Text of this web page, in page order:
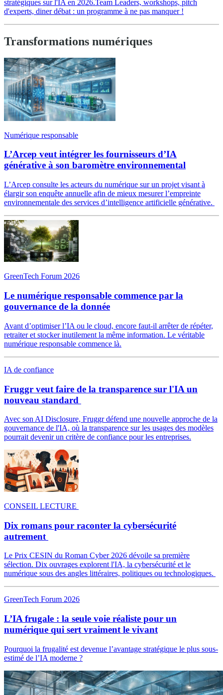
stratégiques sur l'IA en 2026.Team Leaders, workshops, pitch
d'experts, diner débat : un programme à ne pas manquer !
Transformations numériques
Numérique responsable
L’Arcep veut intégrer les fournisseurs d’IA
générative à son baromètre environnemental
L’Arcep consulte les acteurs du numérique sur un projet visant à
élargir son enquête annuelle afin de mieux mesurer l’empreinte
environnementale des services d’intelligence artificielle générative.
GreenTech Forum 2026
Le numérique responsable commence par la
gouvernance de la donnée
Avant d’optimiser l’IA ou le cloud, encore faut-il arrêter de répéter,
retraiter et stocker inutilement la même information. Le véritable
numérique responsable commence là.
IA de confiance
Fruggr veut faire de la transparence sur l'IA un
nouveau standard
Avec son AI Disclosure, Fruggr défend une nouvelle approche de la
gouvernance de l'IA, où la transparence sur les usages des modèles
pourrait devenir un critère de confiance pour les entreprises.
CONSEIL LECTURE
Dix romans pour raconter la cybersécurité
autrement
Le Prix CESIN du Roman Cyber 2026 dévoile sa première
sélection. Dix ouvrages explorent l'IA, la cybersécurité et le
numérique sous des angles littéraires, politiques ou technologiques.
GreenTech Forum 2026
L’IA frugale : la seule voie réaliste pour un
numérique qui sert vraiment le vivant
Pourquoi la frugalité est devenue l’avantage stratégique le plus sous-
estimé de l’IA moderne ?